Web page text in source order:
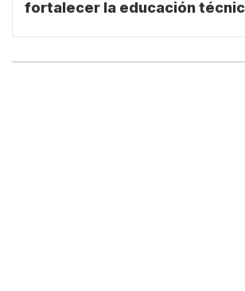
fortalecer la educación